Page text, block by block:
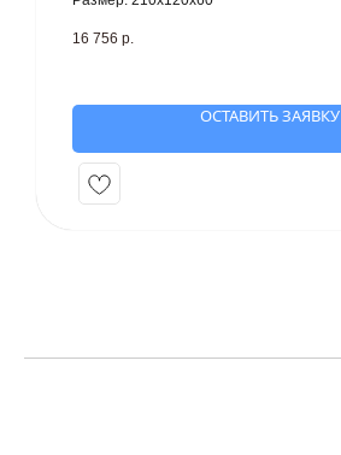
16 756 р.
ОСТАВИТЬ ЗАЯВКУ